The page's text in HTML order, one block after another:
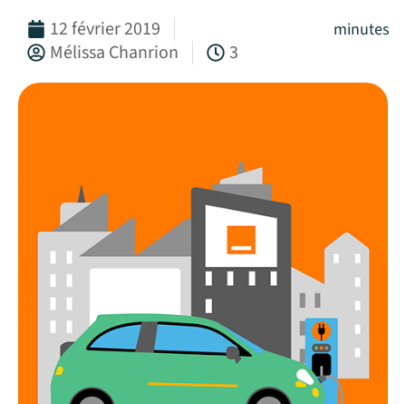
12 février 2019
Mélissa Chanrion
3
minutes